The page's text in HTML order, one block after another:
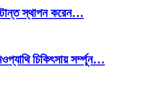
স্থাপন করেন…
চিকিৎসায় সর্ম্পূন…